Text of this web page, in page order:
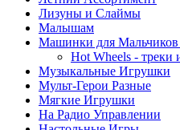
Лизуны и Слаймы
Малышам
Машинки для Мальчиков
Hot Wheels -
Музыкальные Игрушки
Мульт-Герои Разные
Мягкие Игрушки
На Радио Управлении